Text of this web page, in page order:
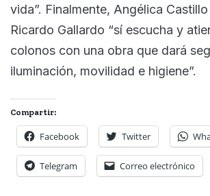
vida”. Finalmente, Angélica
Ricardo Gallardo “sí escucha y
colonos con una obra que dará
iluminación, movilidad e higiene”.
Compartir:
Facebook Twitter
Telegram Correo electrónico